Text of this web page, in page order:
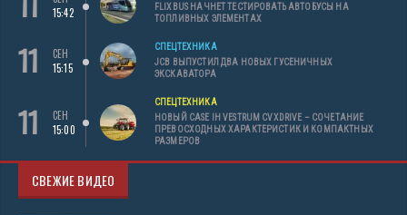
15:42
FLIXBUS НАЧНЕТ ТЕСТИРОВАТЬ АВТОБУСЫ НА
ТОПЛИВНЫХ ЭЛЕМЕНТАХ
11
СЕН
15:15
СПЕЦТЕХНИКА
JCB ВЫПУСТИЛ ДВА НОВЫХ ГУСЕНИЧНЫХ
ЭКСКАВАТОРА
11
СЕН
15:00
СПЕЦТЕХНИКА
НОВЫЙ CASE IH VESTRUM CVXDRIVE – СОЧЕТАНИЕ
ПРЕВОСХОДНЫХ ХАРАКТЕРИСТИК И КОМПАКТНЫХ
РАЗМЕРОВ
СВЕЖИЕ ВИДЕО